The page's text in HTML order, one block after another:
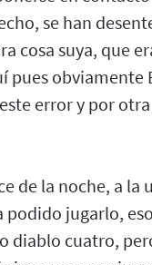
se han
cosa suya, que
pues
error y por
de la noche, a la
jugarlo,
diablo cuatro,